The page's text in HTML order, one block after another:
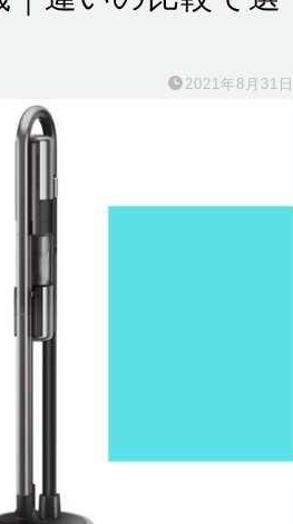
2021年8月31日